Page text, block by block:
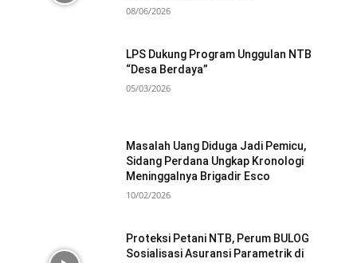
08/06/2026
LPS Dukung Program Unggulan NTB
“Desa Berdaya”
05/03/2026
Masalah Uang Diduga Jadi Pemicu,
Sidang Perdana Ungkap Kronologi
Meninggalnya Brigadir Esco
10/02/2026
Proteksi Petani NTB, Perum BULOG
Sosialisasi Asuransi Parametrik di